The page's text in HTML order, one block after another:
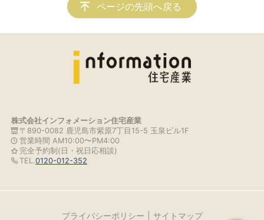
ページの先頭へ戻る
株式会社インフォメーション住宅産業
〒890-0082 鹿児島市紫原7丁目15-5 玉泉ビル1F
営業時間 AM10:00〜PM4:00
完全予約制(日・祝日応相談)
TEL.0120-012-352
プライバシーポリシー サイトマップ